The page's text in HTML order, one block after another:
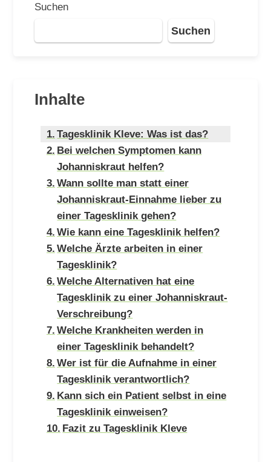
Suchen
Suchen
Inhalte
Tagesklinik Kleve: Was ist das?
Bei welchen Symptomen kann
Johanniskraut helfen?
Wann sollte man statt einer
Johanniskraut-Einnahme lieber zu
einer Tagesklinik gehen?
Wie kann eine Tagesklinik helfen?
Welche Ärzte arbeiten in einer
Tagesklinik?
Welche Alternativen hat eine
Tagesklinik zu einer Johanniskraut-
Verschreibung?
Welche Krankheiten werden in
einer Tagesklinik behandelt?
Wer ist für die Aufnahme in einer
Tagesklinik verantwortlich?
Kann sich ein Patient selbst in eine
Tagesklinik einweisen?
Fazit zu Tagesklinik Kleve